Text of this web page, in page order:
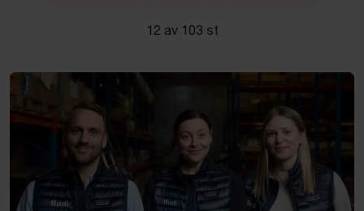
12 av 103 st